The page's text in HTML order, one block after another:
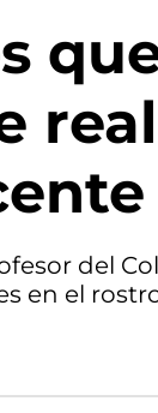
del
en el